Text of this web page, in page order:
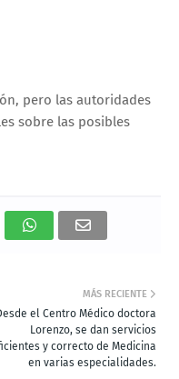
pero las autoridades
sobre las posibles
MÁS RECIENTE
el Centro Médico doctora
Lorenzo, se dan servicios
y correcto de Medicina
en varias especialidades.